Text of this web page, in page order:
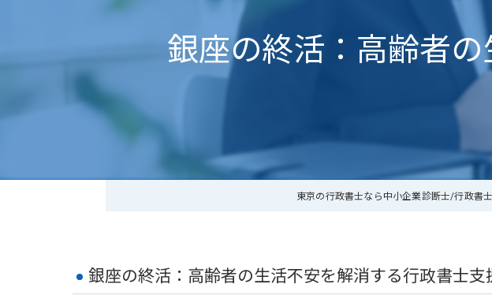
家族信託（認知症
家族信託のよ
見守りサポート・
終活セミナー情報
銀座の終活：高齢者
東京の行政書士なら中小企業診断士/行政書
銀座の終活：高齢者の生活不安を解消する行政書士支